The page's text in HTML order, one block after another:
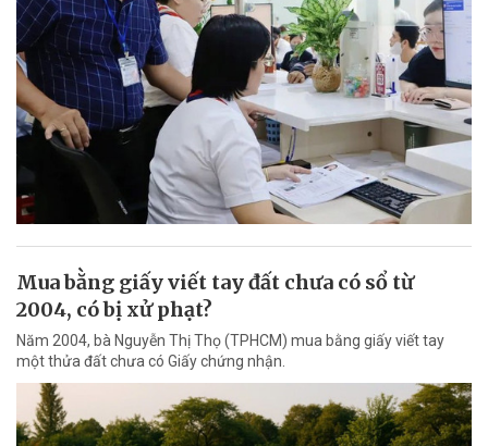
Mua bằng giấy viết tay đất chưa có sổ từ
2004, có bị xử phạt?
Năm 2004, bà Nguyễn Thị Thọ (TPHCM) mua bằng giấy viết tay
một thửa đất chưa có Giấy chứng nhận.